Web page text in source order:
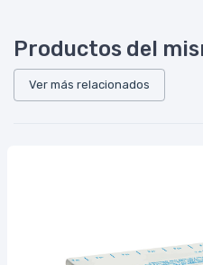
Productos del
Ver más relacionados